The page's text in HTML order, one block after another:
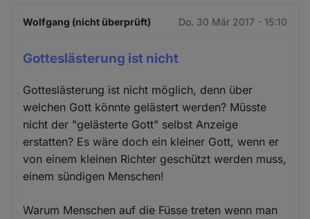
Wolfgang (nicht überprüft) Do. 30 Mär 2017 - 15:10
Gotteslästerung ist nicht
Gotteslästerung ist nicht möglich, denn über
welchen Gott könnte gelästert werden? Müsste
nicht der "gelästerte Gott" selbst Anzeige
erstatten? Es wäre doch ein kleiner Gott, wenn er
von einem kleinen Richter geschützt werden muss,
einem sündigen Menschen!
Warum Menschen auf die Füsse treten wenn man